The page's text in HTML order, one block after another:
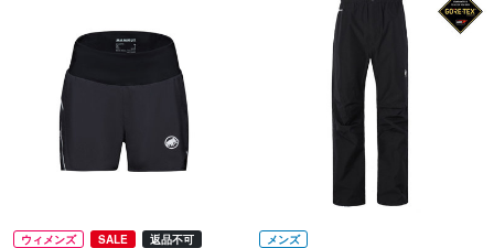
ウィメンズ SALE 返品不可 メンズ